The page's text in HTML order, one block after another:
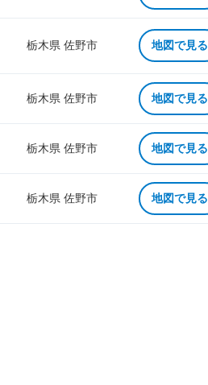
栃木県 佐野市 地図で見る
栃木県 佐野市 地図で見る
栃木県 佐野市 地図で見る
栃木県 佐野市 地図で見る